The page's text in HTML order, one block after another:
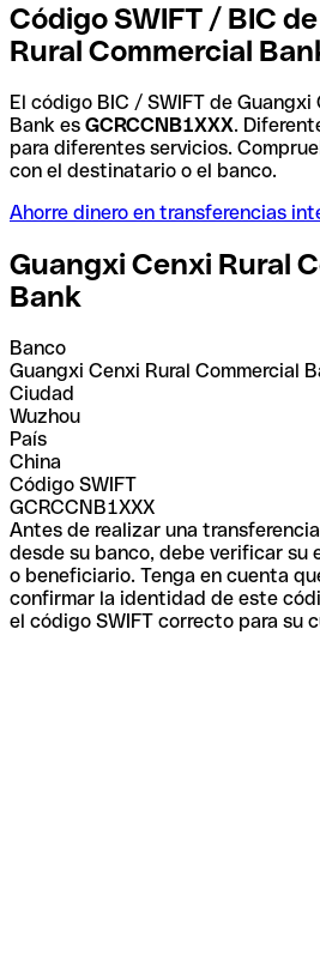
Código SWIFT / BIC
Rural Commercial
El código BIC / SWIFT de Guangxi
Bank es GCRCCNB1XXX.
para diferentes servicios.
con el destinatario o el banco.
Ahorre dinero en transferencias
Guangxi Cenxi Rural
Bank
Banco
Guangxi Cenxi Rural Commercial
Ciudad
Wuzhou
País
China
Código SWIFT
GCRCCNB1XXX
Antes de realizar una
desde su banco, debe verificar su
o beneficiario. Tenga en cuenta
confirmar la identidad de este
el código SWIFT correcto para su